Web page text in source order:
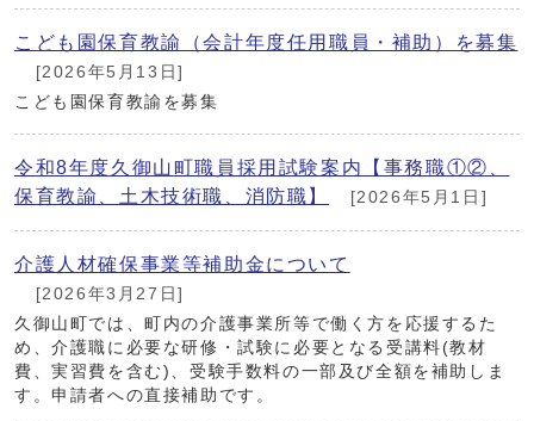
こども園保育教諭（会計年度任用職員・補助）を募集
[2026年5月13日]
こども園保育教諭を募集
令和8年度久御山町職員採用試験案内【事務職①②、
保育教諭、土木技術職、消防職】
[2026年5月1日]
介護人材確保事業等補助金について
[2026年3月27日]
久御山町では、町内の介護事業所等で働く方を応援するた
め、介護職に必要な研修・試験に必要となる受講料(教材
費、実習費を含む)、受験手数料の一部及び全額を補助しま
す。申請者への直接補助です。